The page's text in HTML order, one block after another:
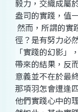
毅力，交織成屬
盎司的實踐，值
然而，所謂的實
徑？是有努力必
「實踐的幻影
帶來的結果，反
意義並不在於最
那項羽怎會遭逢
他們實踐心中的